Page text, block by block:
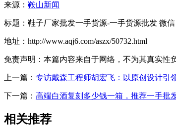
来源： 鞍山新闻
标题：鞋子厂家批发一手货源-一手货源批发 微信
地址：http://www.aqj6.com/aszx/50732.html
免责声明：本篇内容来自于网络，不为其真实性
上一篇： 专访戴森工程师胡宏飞：以原创设计引
下一篇： 高端白酒复刻多少钱一箱，推荐一手批
相关推荐